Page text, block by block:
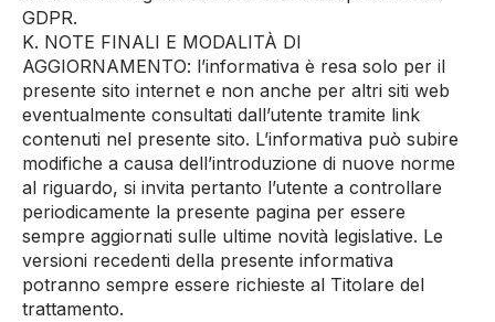
GDPR.
K. NOTE FINALI E MODALITÀ DI
AGGIORNAMENTO: l’informativa è resa solo per il
presente sito internet e non anche per altri siti web
eventualmente consultati dall’utente tramite link
contenuti nel presente sito. L’informativa può subire
modifiche a causa dell’introduzione di nuove norme
al riguardo, si invita pertanto l’utente a controllare
periodicamente la presente pagina per essere
sempre aggiornati sulle ultime novità legislative. Le
versioni recedenti della presente informativa
potranno sempre essere richieste al Titolare del
trattamento.